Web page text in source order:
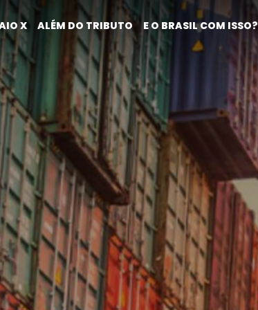
X ALÉM DO TRIBUTO E O BRASIL COM ISSO?